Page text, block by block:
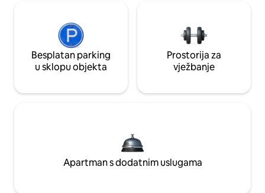
Besplatan parking
u sklopu objekta
Prostorija za
vježbanje
Apartman s dodatnim uslugama